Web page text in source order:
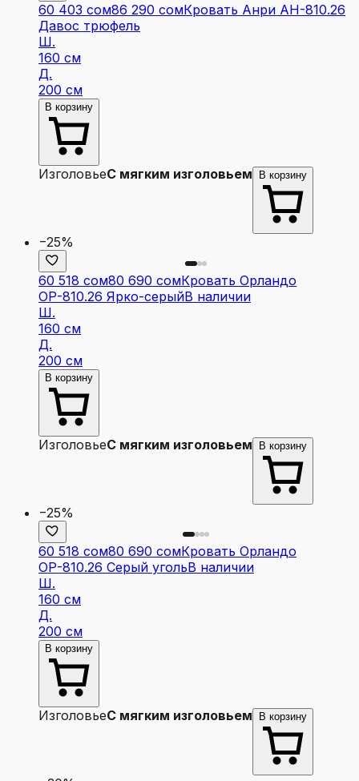
60 403 сом86 290 сомКровать Анри АН-810.26
Давос трюфель
Ш.
160 см
Д.
200 см
В корзину
ИзголовьеС мягким изголовьем В корзину
−25%
60 518 сом80 690 сомКровать Орландо
ОР-810.26 Ярко-серыйВ наличии
Ш.
160 см
Д.
200 см
В корзину
ИзголовьеС мягким изголовьем В корзину
−25%
60 518 сом80 690 сомКровать Орландо
ОР-810.26 Серый угольВ наличии
Ш.
160 см
Д.
200 см
В корзину
ИзголовьеС мягким изголовьем В корзину